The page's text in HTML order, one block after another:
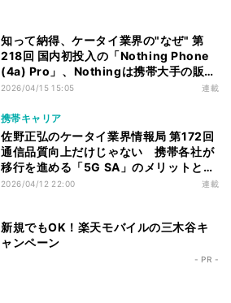
知って納得、ケータイ業界の"なぜ" 第
218回 国内初投入の「Nothing Phone
(4a) Pro」、Nothingは携帯大手の販路
開拓に踏み切るか
2026/04/15 15:05 連載
携帯キャリア
佐野正弘のケータイ業界情報局 第172回
通信品質向上だけじゃない 携帯各社が
移行を進める「5G SA」のメリットと
は？
2026/04/12 22:00 連載
新規でもOK！楽天モバイルの三木谷キ
ャンペーン
- PR -